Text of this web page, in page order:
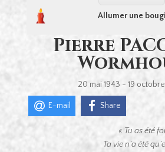
Allumer une
Pierre
20 mai 1943 - 19
E-mail Share
« Tu as été
Ta vie n’a été